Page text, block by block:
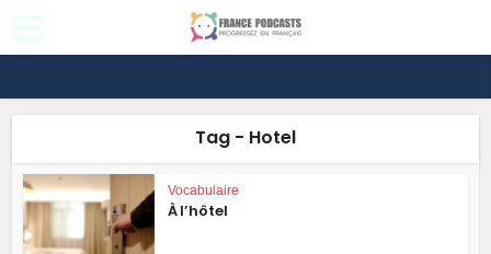
Tag - Hotel
Vocabulaire
À l’hôtel